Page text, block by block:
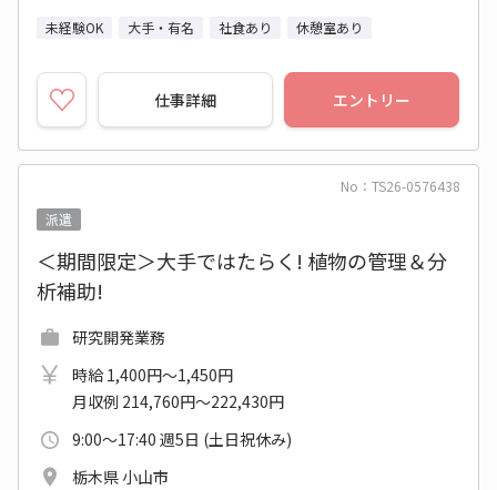
未経験OK 大手・有名 社食あり 休憩室あり
仕事詳細 エントリー
No：TS26-0576438
派遣
＜期間限定＞大手ではたらく! 植物の管理＆分
析補助!
研究開発業務
時給 1,400円～1,450円
月収例 214,760円～222,430円
9:00～17:40 週5日 (土日祝休み)
栃木県 小山市